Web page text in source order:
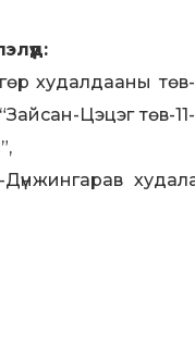
худалдааны
Цэцэг төв-